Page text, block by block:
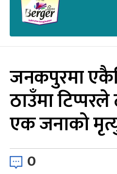
जनकपुरमा
ठाउँमा
एक जनाको
0